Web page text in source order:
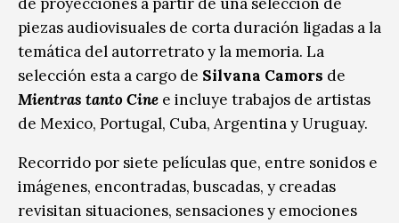
piezas audiovisuales de corta duración ligadas a la
temática del autorretrato y la memoria. La
selección esta a cargo de Silvana Camors de
Mientras tanto Cine e incluye trabajos de artistas
de Mexico, Portugal, Cuba, Argentina y Uruguay.
Recorrido por siete películas que, entre sonidos e
imágenes, encontradas, buscadas, y creadas
revisitan situaciones, sensaciones y emociones